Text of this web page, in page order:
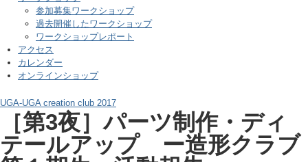
参加募集ワークショップ
過去開催したワークショップ
ワークショップレポート
アクセス
カレンダー
オンラインショップ
UGA-UGA creation club 2017
［第3夜］パーツ制作・ディ
テールアップ ー造形クラブ